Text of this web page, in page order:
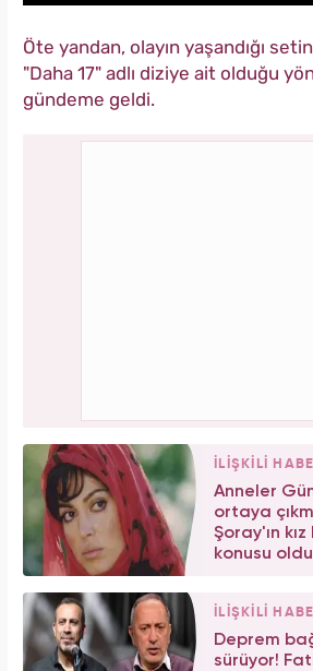
Öte yandan, olayın yaşandığı
"Daha 17" adlı diziye ait olduğu
gündeme geldi.
İLİŞKİLİ
Anneler
ortaya
Şoray'ın
konusu oldu
İLİŞKİLİ
Deprem
sürüyor!